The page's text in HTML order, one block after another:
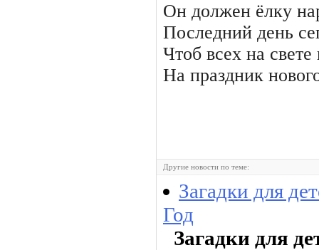
Он должен ёлку
Последний день
Чтоб всех на свете
На праздник
Другие новости по теме:
Загадки для
Год
Загадки для